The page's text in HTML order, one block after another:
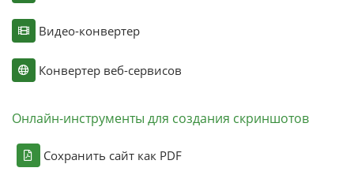
Видео-конвертер
Конвертер веб-сервисов
Онлайн-инструменты для создания скриншотов
Сохранить сайт как PDF